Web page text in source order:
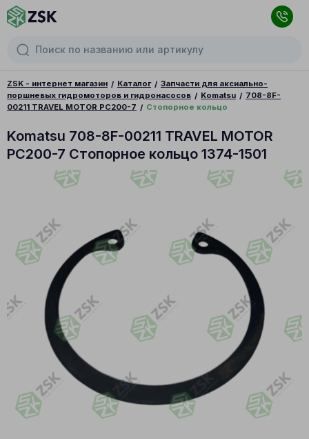
ZSK - интернет магазин Каталог
Запчасти для аксиально-
поршневых гидромоторов и гидронасосов
Komatsu
708-8F-
00211 TRAVEL MOTOR PC200-7
Стопорное кольцо
Komatsu 708-8F-00211 TRAVEL MOTOR
PC200-7 Стопорное кольцо 1374-1501